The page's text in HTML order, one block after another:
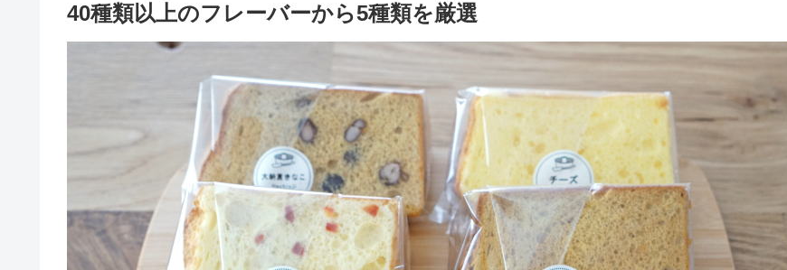
40種類以上のフレーバーから5種類を厳選